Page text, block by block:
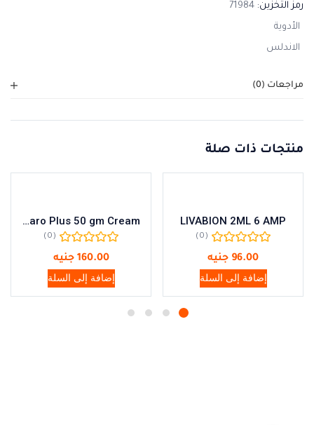
رمز التخزين: 71984
الأدوية
الاندلس
مراجعات (0)
منتجات ذات صلة
LIVABION 2ML 6 AMP
(0)
96.00 جنيه
إضافة إلى السلة
Scaro Plus 50 gm Cream
(0)
160.00 جنيه
إضافة إلى السلة